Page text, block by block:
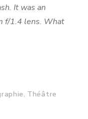
It was an
f/1.4 lens. What
, Théâtre